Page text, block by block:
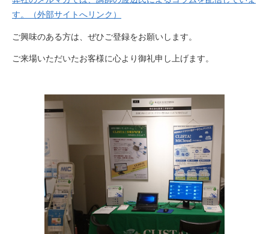
す。（外部サイトへリンク）
ご興味のある方は、ぜひご登録をお願いします。
ご来場いただいたお客様に心より御礼申し上げます。